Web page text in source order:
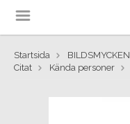
Startsida BILDSMYCKEN
Citat
Kända personer